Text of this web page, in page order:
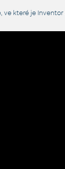
ve které je